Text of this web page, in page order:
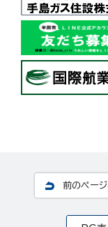
前のペー